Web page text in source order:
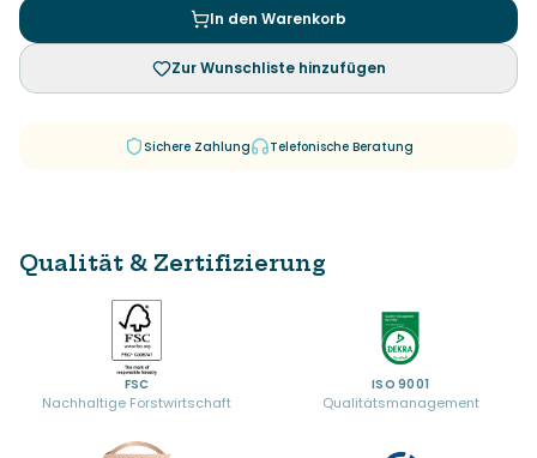
In den Warenkorb
Zur Wunschliste hinzufügen
Sichere Zahlung Telefonische Beratung
Qualität & Zertifizierung
FSC
Nachhaltige Forstwirtschaft
ISO 9001
Qualitätsmanagement